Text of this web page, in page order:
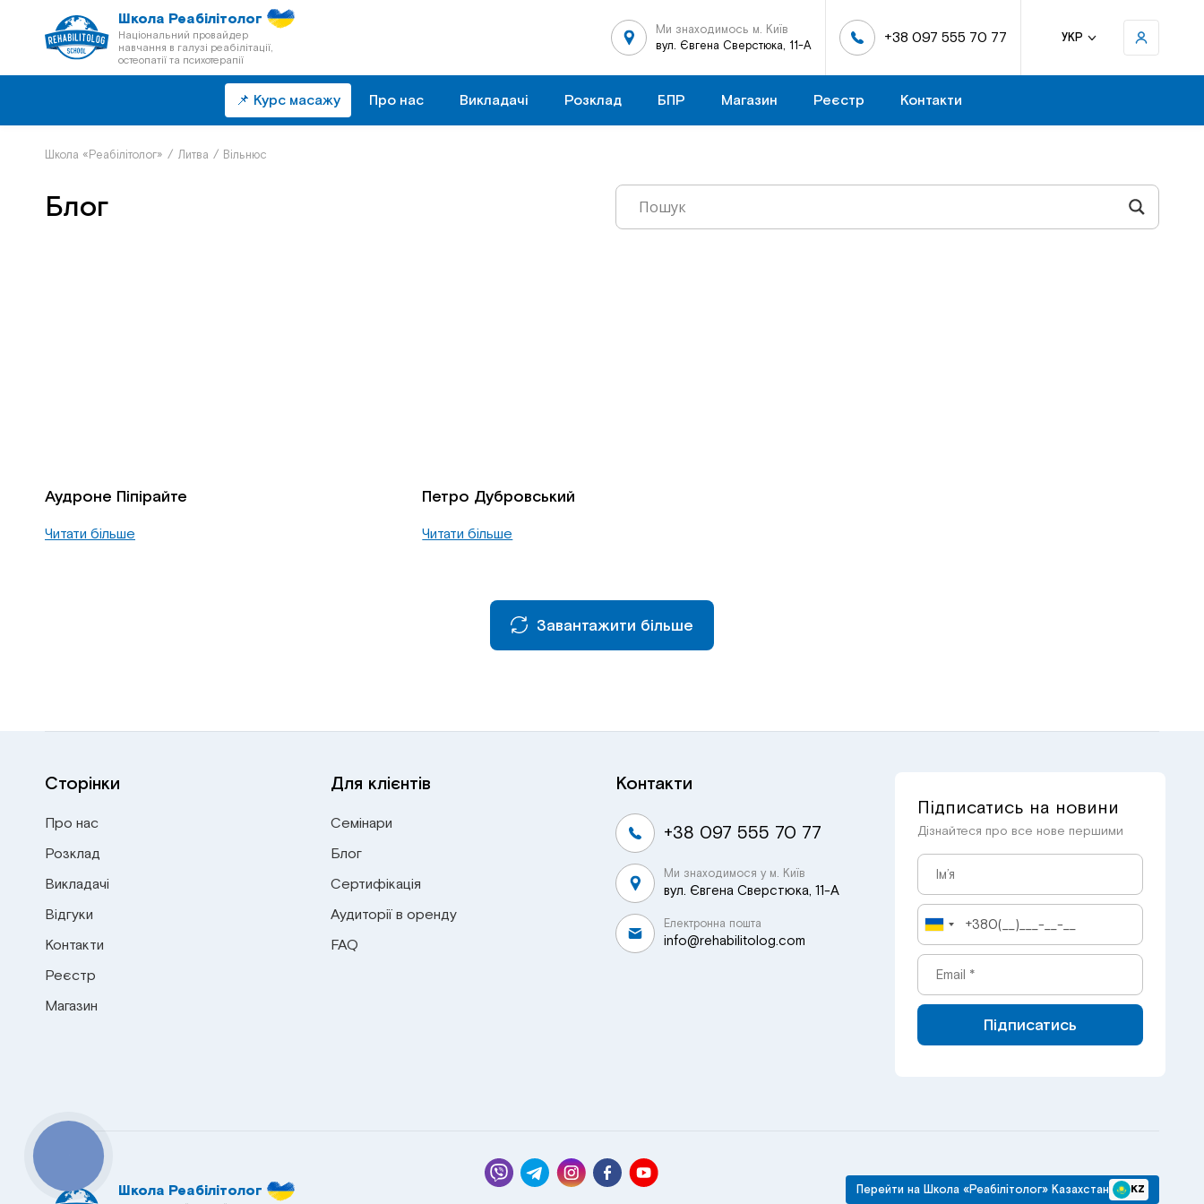
Школа Реабілітолог
Національний провайдер
навчання в галузі реабілітації,
остеопатії та психотерапії
Ми знаходимось м. Київ
вул. Євгена Сверстюка, 11-А
+38 097 555 70 77 УКР
📌 Курс масажу Про нас Викладачі Розклад БПР Магазин Реєстр Контакти
Школа «Реабілітолог» / Литва / Вільнюс
Блог
Аудроне Піпірайте
Читати більше
Петро Дубровський
Читати більше
Завантажити більше
Сторінки
Про нас
Розклад
Викладачі
Відгуки
Контакти
Реєстр
Магазин
Для клієнтів
Семінари
Блог
Сертифікація
Аудиторії в оренду
FAQ
Контакти
+38 097 555 70 77
Ми знаходимося у м. Київ
вул. Євгена Сверстюка, 11-А
Електронна пошта
info@rehabilitolog.com
Підписатись на новини
Дізнайтеся про все нове першими
Підписатись
Школа Реабілітолог Перейти на Школа «Реабілітолог» Казахстан KZ